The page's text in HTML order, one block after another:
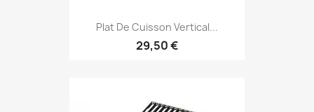
Plat De Cuisson Vertical...
29,50 €